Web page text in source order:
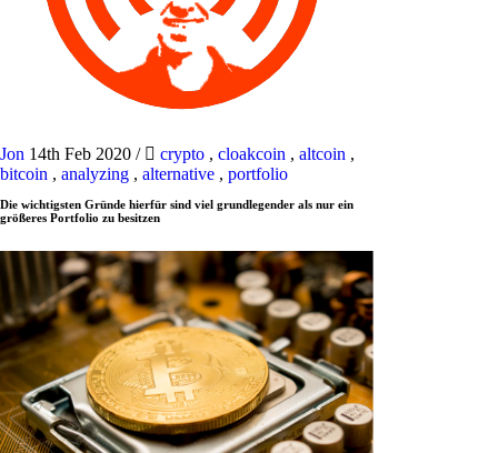
Jon 14th Feb 2020 / crypto , cloakcoin , altcoin ,
bitcoin , analyzing , alternative , portfolio
Die wichtigsten Gründe hierfür sind viel grundlegender als nur ein
größeres Portfolio zu besitzen